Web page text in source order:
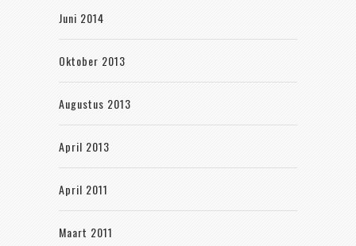
Juni 2014
Oktober 2013
Augustus 2013
April 2013
April 2011
Maart 2011